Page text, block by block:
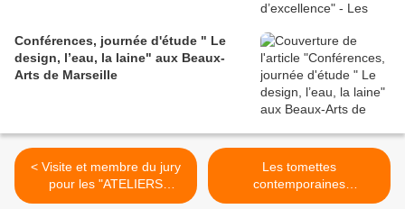
Conférences, journée d'étude " Le
design, l’eau, la laine" aux Beaux-
Arts de Marseille
< Visite et membre du jury
pour les "ATELIERS
DESIGN" à l'École des
Les tomettes
contemporaines
connectées 3.0 sont